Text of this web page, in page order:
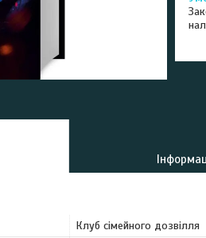
Клуб сімейного дозвілля